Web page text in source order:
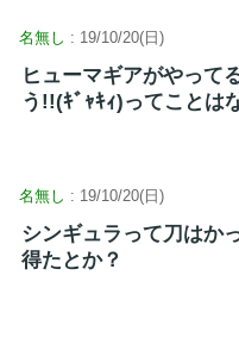
名無し : 19/10/20(日)
ヒューマギアがやって
う!!(ｷﾞｬｷｨ)ってことは
名無し : 19/10/20(日)
シンギュラって刀はか
得たとか？